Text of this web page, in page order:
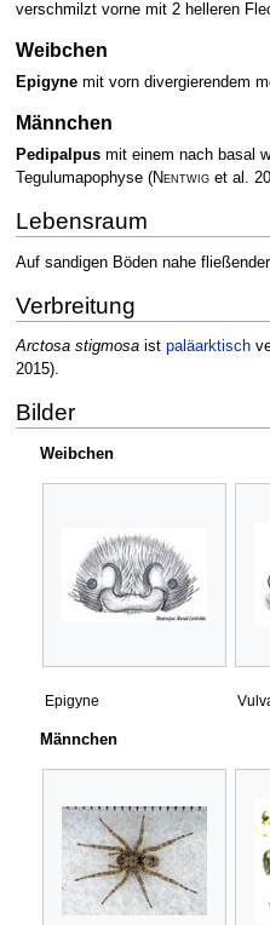
verschmilzt vorne mit 2 helleren
Weibchen
Epigynemit vorn divergierendem
Männchen
Pedipalpusmit einem nach basal
Tegulumapophyse (Nentwiget al.
Lebensraum
Auf sandigen Böden nahe
Verbreitung
Arctosa stigmosaist paläarktisch
2015).
Bilder
Weibchen
Epigyne
Männchen